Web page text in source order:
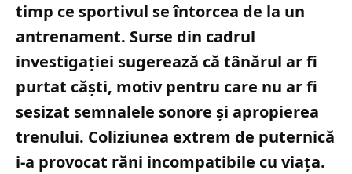
timp ce sportivul se întorcea de la un
antrenament. Surse din cadrul
investigației sugerează că tânărul ar fi
purtat căști, motiv pentru care nu ar fi
sesizat semnalele sonore și apropierea
trenului. Coliziunea extrem de puternică
i-a provocat răni incompatibile cu viața.